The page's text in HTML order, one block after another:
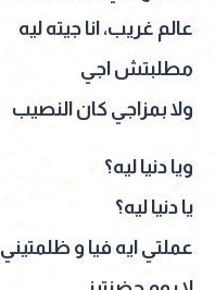
عالم غريب، انا جيته ليه
مطلبتش اجي
ولا بمزاجي كان النصيب
ويا دنيا ليه؟
يا دنيا ليه؟
عملتي ايه فيا و ظلمتيني